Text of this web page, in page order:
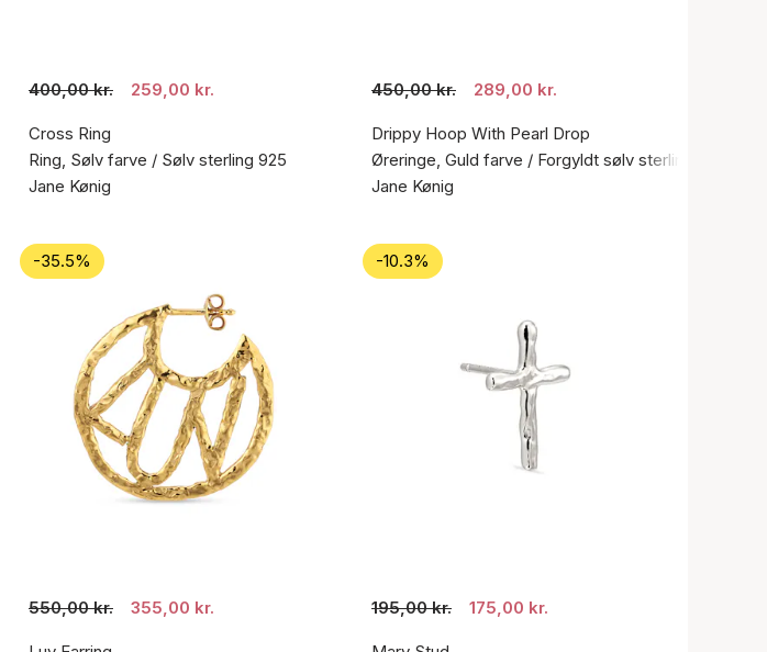
400,00 kr. 259,00 kr.
Cross Ring
Ring, Sølv farve / Sølv sterling 925
Jane Kønig
450,00 kr. 289,00 kr.
Drippy Hoop With Pearl Drop
Øreringe, Guld farve / Forgyldt sølv sterling 925
Jane Kønig
-35.5%
550,00 kr. 355,00 kr.
-10.3%
195,00 kr. 175,00 kr.